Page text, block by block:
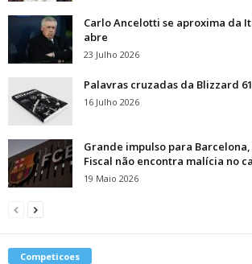
Carlo Ancelotti se aproxima da
abre
23 Julho 2026
Palavras cruzadas da Blizzard
16 Julho 2026
Grande impulso para
Fiscal não encontra malícia no
19 Maio 2026
Competicoes